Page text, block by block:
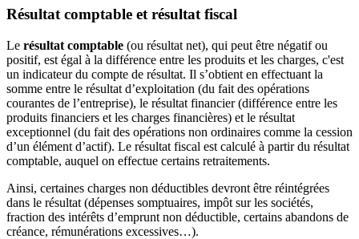
Résultat comptable et résultat fiscal
Le résultat comptable (ou résultat net), qui peut être négatif ou
positif, est égal à la différence entre les produits et les charges, c'est
un indicateur du compte de résultat. Il s’obtient en effectuant la
somme entre le résultat d’exploitation (du fait des opérations
courantes de l’entreprise), le résultat financier (différence entre les
produits financiers et les charges financières) et le résultat
exceptionnel (du fait des opérations non ordinaires comme la cession
d’un élément d’actif). Le résultat fiscal est calculé à partir du résultat
comptable, auquel on effectue certains retraitements.
Ainsi, certaines charges non déductibles devront être réintégrées
dans le résultat (dépenses somptuaires, impôt sur les sociétés,
fraction des intérêts d’emprunt non déductible, certains abandons de
créance, rémunérations excessives…).